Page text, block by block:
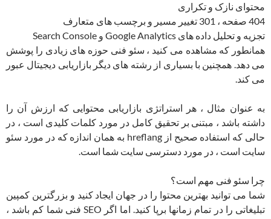
محتوای نازک و تکراری
404 صفحه ، 301 تغییر مسیر و برچسب های متعارف
تجزیه و تحلیل داده های Google Analytics و Search Console
همانطور که مشاهده می کنید ، سئو فنی حوزه های زیادی را پوشش
می دهد. همچنین با بسیاری از رشته های دیگر بازاریابی دیجیتال عبور
می کند.
به عنوان مثال ، هر استراتژی بازاریابی محتوایی که ارزش آن را
داشته باشد ، مبتنی بر تحقیق کامل در مورد کلمات کلیدی است ، در
حالی که استفاده صحیح از hreflang به همان اندازه که در مورد سئو
سایت است ، در مورد دسترسی سایت شما است.
چرا سئو فنی مهم است؟
شما می توانید بهترین محتوا را در جهان ایجاد کنید و بزرگترین کمپین
تبلیغاتی را در تمام زمانها برپا کنید. اما اگر SEO فنی شما کم باشد ،